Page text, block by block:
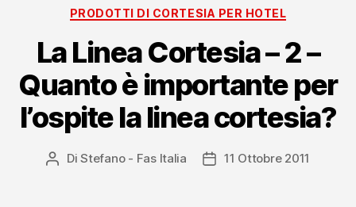
Categorie
PRODOTTI DI CORTESIA PER HOTEL
La Linea Cortesia – 2 –
Quanto è importante per
l’ospite la linea cortesia?
Autore
DiStefano - Fas Italia
Data11 Ottobre 2011